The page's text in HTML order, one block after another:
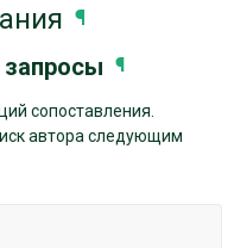
¶
¶
сопоставления.
автора следующим